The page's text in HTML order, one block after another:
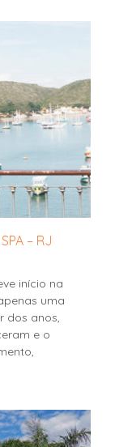
– RJ
início na
uma
dos anos,
e o